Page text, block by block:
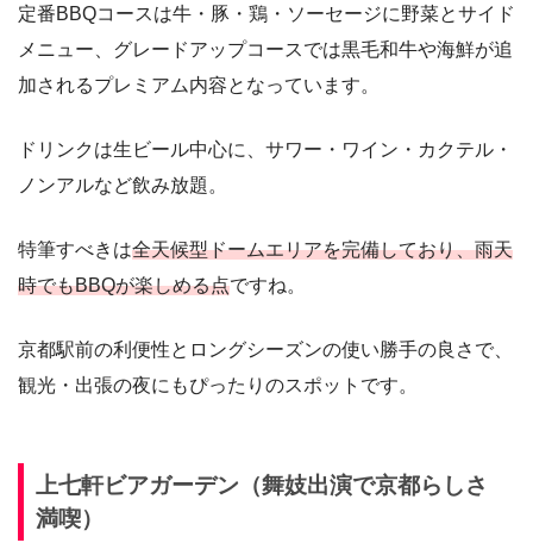
定番BBQコースは牛・豚・鶏・ソーセージに野菜とサイド
メニュー、グレードアップコースでは黒毛和牛や海鮮が追
加されるプレミアム内容となっています。
ドリンクは生ビール中心に、サワー・ワイン・カクテル・
ノンアルなど飲み放題。
特筆すべきは全天候型ドームエリアを完備しており、雨天
時でもBBQが楽しめる点ですね。
京都駅前の利便性とロングシーズンの使い勝手の良さで、
観光・出張の夜にもぴったりのスポットです。
上七軒ビアガーデン（舞妓出演で京都らしさ
満喫）